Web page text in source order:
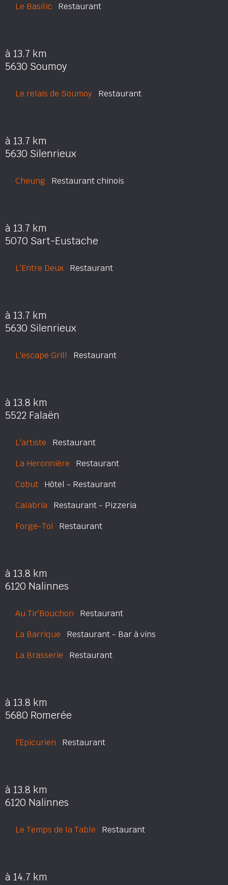
Le Basilic Restaurant
à 13.7 km
5630 Soumoy
Le relais de Soumoy Restaurant
à 13.7 km
5630 Silenrieux
Cheung Restaurant chinois
à 13.7 km
5070 Sart-Eustache
L'Entre Deux Restaurant
à 13.7 km
5630 Silenrieux
L'escape Grill Restaurant
à 13.8 km
5522 Falaën
L'artiste Restaurant
La Heronnière Restaurant
Cobut Hôtel - Restaurant
Calabria Restaurant - Pizzeria
Forge-Toi Restaurant
à 13.8 km
6120 Nalinnes
Au Tir'Bouchon Restaurant
La Barrique Restaurant - Bar à vins
La Brasserie Restaurant
à 13.8 km
5680 Romerée
l'Epicurien Restaurant
à 13.8 km
6120 Nalinnes
Le Temps de la Table Restaurant
à 14.7 km